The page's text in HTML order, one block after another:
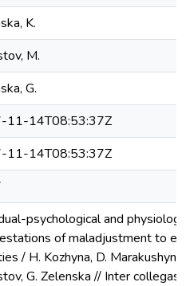
K.
M.
G.
11-14T08:53:37Z
11-14T08:53:37Z
psychological and
of maladjustment to
/ H. Kozhyna, D. Marakushyn,
G. Zelenska // Inter